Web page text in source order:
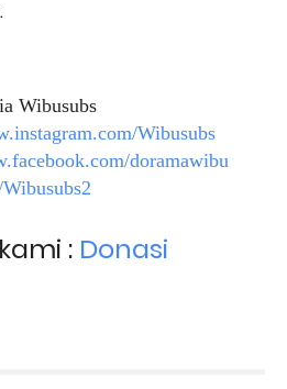
Wibusubs
Wibusubs
doramawibu
: Donasi